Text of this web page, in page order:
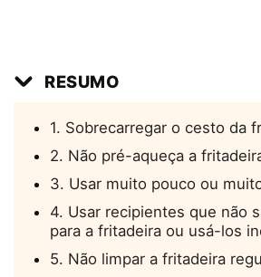
RESUMO
1. Sobrecarregar o cesto da
2. Não pré-aqueça a
3. Usar muito pouco ou
4. Usar recipientes que não
para a fritadeira ou usá-los
5. Não limpar a fritadeira